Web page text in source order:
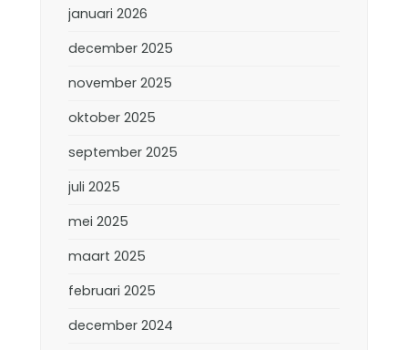
januari 2026
december 2025
november 2025
oktober 2025
september 2025
juli 2025
mei 2025
maart 2025
februari 2025
december 2024